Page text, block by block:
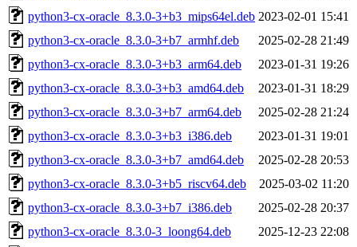
python3-cx-oracle_8.3.0-3+b3_mips64el.deb 2023-02-01 15:41
python3-cx-oracle_8.3.0-3+b7_armhf.deb
2025-02-28 21:49
python3-cx-oracle_8.3.0-3+b3_arm64.deb
2023-01-31 19:26
python3-cx-oracle_8.3.0-3+b3_amd64.deb
2023-01-31 18:29
python3-cx-oracle_8.3.0-3+b7_arm64.deb
2025-02-28 21:24
python3-cx-oracle_8.3.0-3+b3_i386.deb
2023-01-31 19:01
python3-cx-oracle_8.3.0-3+b7_amd64.deb
2025-02-28 20:53
python3-cx-oracle_8.3.0-3+b5_riscv64.deb
2025-03-02 11:20
python3-cx-oracle_8.3.0-3+b7_i386.deb
2025-02-28 20:37
python3-cx-oracle_8.3.0-3_loong64.deb
2025-12-23 22:08